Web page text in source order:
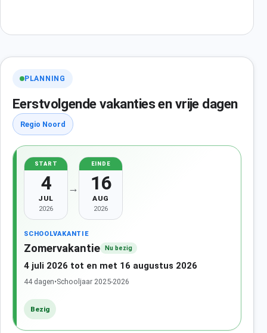
PLANNING
Eerstvolgende vakanties en vrije dagen
Regio Noord
START
4
JUL
2026
→
EINDE
16
AUG
2026
SCHOOLVAKANTIE
Zomervakantie Nu bezig
4 juli 2026 tot en met 16 augustus 2026
44 dagen•Schooljaar 2025-2026
Bezig